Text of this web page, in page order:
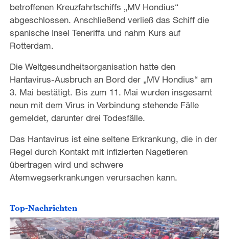
betroffenen Kreuzfahrtschiffs „MV Hondius“
abgeschlossen. Anschließend verließ das Schiff die
spanische Insel Teneriffa und nahm Kurs auf
Rotterdam.
Die Weltgesundheitsorganisation hatte den
Hantavirus-Ausbruch an Bord der „MV Hondius“ am
3. Mai bestätigt. Bis zum 11. Mai wurden insgesamt
neun mit dem Virus in Verbindung stehende Fälle
gemeldet, darunter drei Todesfälle.
Das Hantavirus ist eine seltene Erkrankung, die in der
Regel durch Kontakt mit infizierten Nagetieren
übertragen wird und schwere
Atemwegserkrankungen verursachen kann.
Top-Nachrichten